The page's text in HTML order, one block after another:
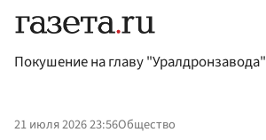
Покушение на главу "Уралдронзавода"
21 июля 2026 23:56Общество